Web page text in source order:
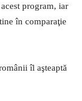
program, iar
în comparaţie
îl aşteaptă